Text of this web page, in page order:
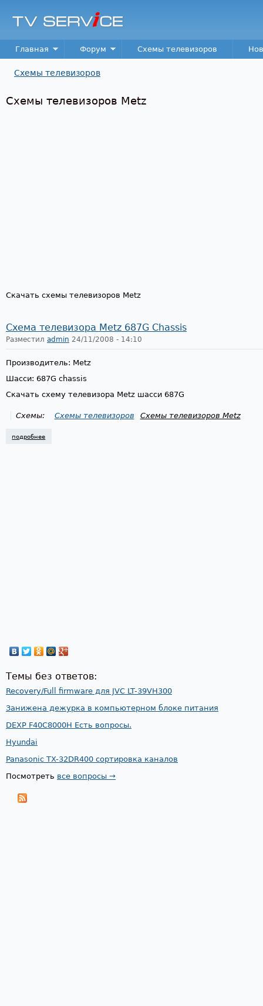
TV
Service
Main menu
Главная Форум Схемы телевизоров
Схемы телевизоров
Схемы телевизоров Metz
Скачать схемы телевизоров Metz
Схема телевизора Metz 687G Chassis
Разместил admin 24/11/2008 - 14:10
Производитель: Metz
Шасси: 687G chassis
Скачать схему телевизора Metz шасси 687G
Схемы: Схемы телевизоров Схемы телевизоров Metz
подробнее
Темы без ответов:
Recovery/Full firmware для JVC LT-39VH300
Занижена дежурка в компьютерном блоке питания
DEXP F40C8000H Есть вопросы.
Hyundai
Panasonic TX-32DR400 сортировка каналов
Посмотреть все вопросы →